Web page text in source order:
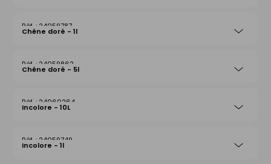
24059787
Chêne doré - 1l
24059862
Chêne doré - 5l
24060264
Incolore - 10L
24059749
Incolore - 1l